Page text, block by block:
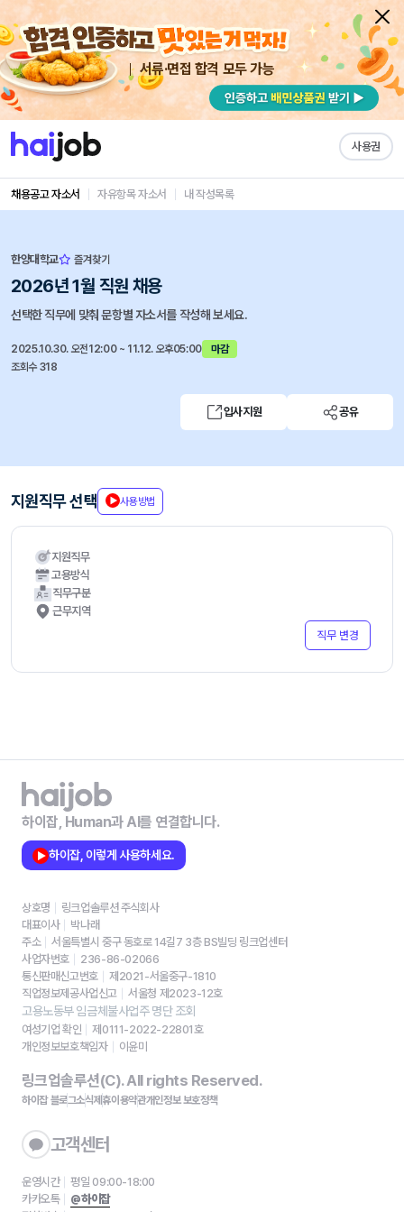
서류·면접 합격 모두 가능
사용권
채용공고 자소서 자유항목 자소서 내 작성목록
한양대학교 즐겨찾기
2026년 1월 직원 채용
선택한 직무에 맞춰 문항별 자소서를 작성해 보세요.
2025.10.30. 오전12:00 ~ 11.12. 오후05:00
마감
조회수 318
입사지원 공유
지원직무 선택 사용방법
지원직무
고용방식
직무구분
근무지역
직무 변경
하이잡, Human과 AI를 연결합니다.
하이잡, 이렇게 사용하세요.
상호명
링크업솔루션 주식회사
대표이사
박나래
주소
서울특별시 중구 동호로 14길7 3층 BS빌딩 링크업센터
사업자번호
236-86-02066
통신판매신고번호
제2021-서울중구-1810
직업정보제공사업신고
서울청 제2023-12호
고용노동부 임금체불사업주 명단 조회
여성기업 확인
제0111-2022-22801호
개인정보보호책임자
이윤미
링크업솔루션(C). All rights Reserved.
하이잡 블로그소식제휴이용약관개인정보 보호정책
고객센터
운영시간
평일 09:00-18:00
카카오톡
@하이잡